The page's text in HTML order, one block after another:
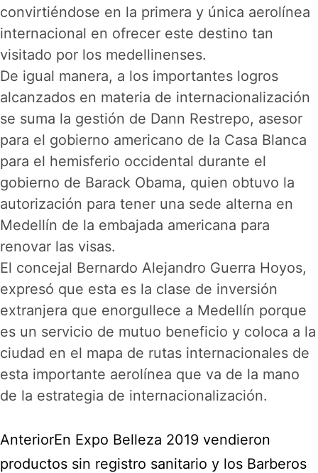
convirtiéndose en la primera y única aerolínea
internacional en ofrecer este destino tan
visitado por los medellinenses.
De igual manera, a los importantes logros
alcanzados en materia de internacionalización
se suma la gestión de Dann Restrepo, asesor
para el gobierno americano de la Casa Blanca
para el hemisferio occidental durante el
gobierno de Barack Obama, quien obtuvo la
autorización para tener una sede alterna en
Medellín de la embajada americana para
renovar las visas.
El concejal Bernardo Alejandro Guerra Hoyos,
expresó que esta es la clase de inversión
extranjera que enorgullece a Medellín porque
es un servicio de mutuo beneficio y coloca a la
ciudad en el mapa de rutas internacionales de
esta importante aerolínea que va de la mano
de la estrategia de internacionalización.
AnteriorEn Expo Belleza 2019 vendieron
productos sin registro sanitario y los Barberos